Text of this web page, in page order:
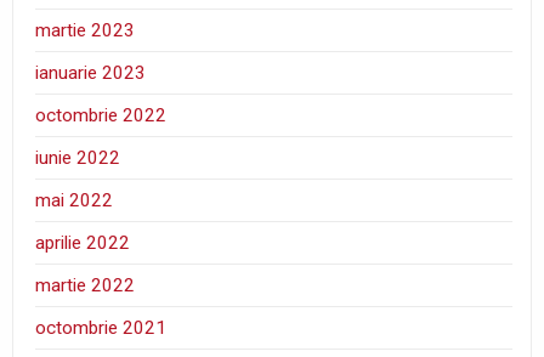
martie 2023
ianuarie 2023
octombrie 2022
iunie 2022
mai 2022
aprilie 2022
martie 2022
octombrie 2021